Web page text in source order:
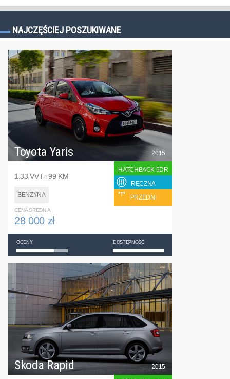
NAJCZĘŚCIEJ POSZUKIWANE
Toyota Yaris
1.33 VVT-i 99 KM
BENZYNA
2015
HATCHBACK 5DR
RĘCZNA
PRZEDNI
CENA ŚREDNIA
28 000 zł
OCENY DOSTĘPNOŚĆ
Skoda Rapid 2015